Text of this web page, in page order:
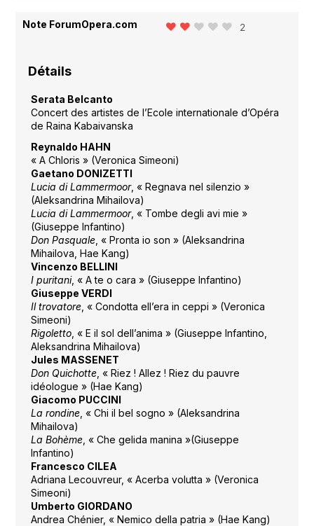
Note ForumOpera.com 2
Détails
Serata Belcanto
Concert des artistes de l’Ecole internationale d’Opéra
de Raina Kabaivanska
Reynaldo HAHN
« A Chloris » (Veronica Simeoni)
Gaetano DONIZETTI
Lucia di Lammermoor, « Regnava nel silenzio »
(Aleksandrina Mihailova)
Lucia di Lammermoor, « Tombe degli avi mie »
(Giuseppe Infantino)
Don Pasquale, « Pronta io son » (Aleksandrina
Mihailova, Hae Kang)
Vincenzo BELLINI
I puritani, « A te o cara » (Giuseppe Infantino)
Giuseppe VERDI
Il trovatore, « Condotta ell’era in ceppi » (Veronica
Simeoni)
Rigoletto, « E il sol dell’anima » (Giuseppe Infantino,
Aleksandrina Mihailova)
Jules MASSENET
Don Quichotte, « Riez ! Allez ! Riez du pauvre
idéologue » (Hae Kang)
Giacomo PUCCINI
La rondine, « Chi il bel sogno » (Aleksandrina
Mihailova)
La Bohème, « Che gelida manina »(Giuseppe
Infantino)
Francesco CILEA
Adriana Lecouvreur, « Acerba volutta » (Veronica
Simeoni)
Umberto GIORDANO
Andrea Chénier, « Nemico della patria » (Hae Kang)